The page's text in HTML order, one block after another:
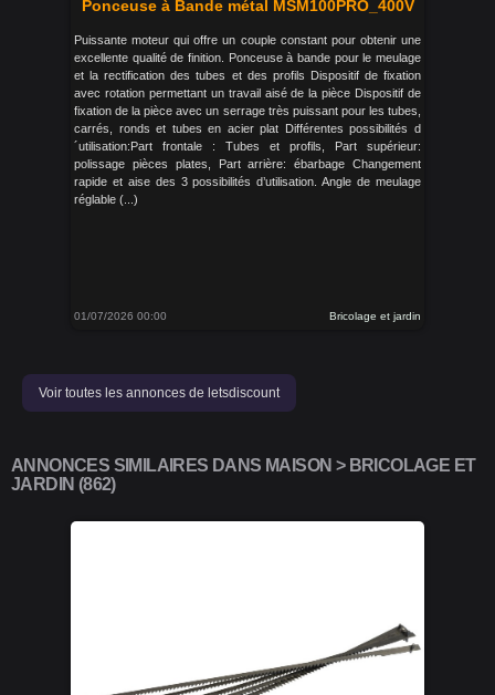
Ponceuse à Bande métal MSM100PRO_400V
Puissante moteur qui offre un couple constant pour obtenir une
excellente qualité de finition. Ponceuse à bande pour le meulage
et la rectification des tubes et des profils Dispositif de fixation
avec rotation permettant un travail aisé de la pièce Dispositif de
fixation de la pièce avec un serrage très puissant pour les tubes,
carrés, ronds et tubes en acier plat Différentes possibilités d
´utilisation:Part frontale : Tubes et profils, Part supérieur:
polissage pièces plates, Part arrière: ébarbage Changement
rapide et aise des 3 possibilités d’utilisation. Angle de meulage
réglable (...)
01/07/2026 00:00 Bricolage et jardin
Voir toutes les annonces de letsdiscount
ANNONCES SIMILAIRES DANS MAISON > BRICOLAGE ET
JARDIN (862)